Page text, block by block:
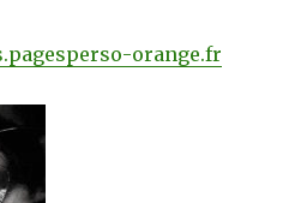
orange.fr